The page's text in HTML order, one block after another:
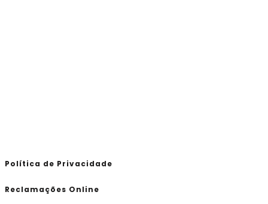
Política de Privacidade
Reclamações Online